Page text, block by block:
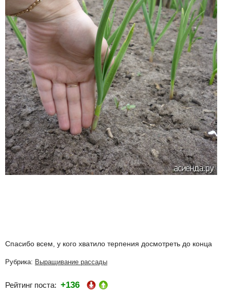
Спасибо всем, у кого хватило терпения досмотреть до конца
Рубрика: Выращивание рассады
Рейтинг поста: +136